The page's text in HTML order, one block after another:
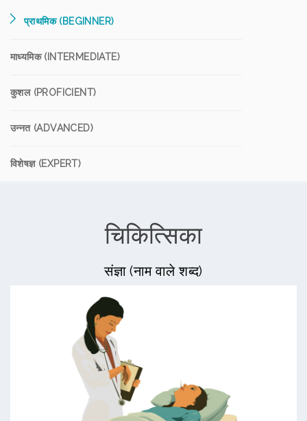
प्राथमिक (BEGINNER)
माध्यमिक (INTERMEDIATE)
कुशल (PROFICIENT)
उन्नत (ADVANCED)
विशेषज्ञ (EXPERT)
चिकित्सिका
संज्ञा (नाम वाले शब्द)